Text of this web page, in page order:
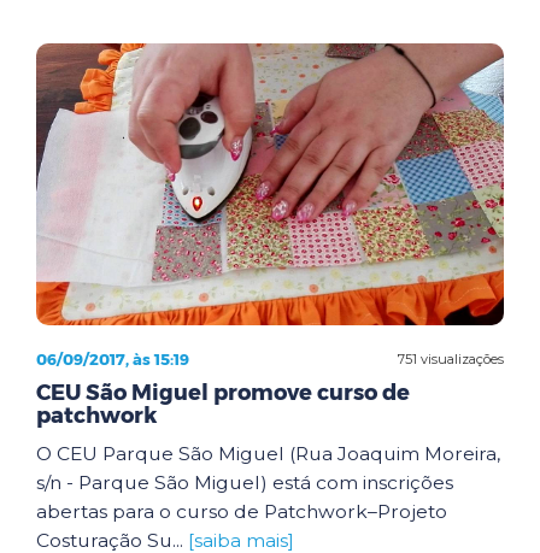
751 visualizações
06/09/2017, às 15:19
CEU São Miguel promove curso de
patchwork
O CEU Parque São Miguel (Rua Joaquim Moreira,
s/n - Parque São Miguel) está com inscrições
abertas para o curso de Patchwork–Projeto
Costuração Su... [saiba mais]